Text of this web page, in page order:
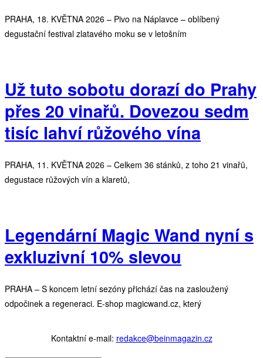
PRAHA, 18. KVĚTNA 2026 – Pivo na Náplavce – oblíbený
degustační festival zlatavého moku se v letošním
Už tuto sobotu dorazí do Prahy
přes 20 vinařů. Dovezou sedm
tisíc lahví růžového vína
PRAHA, 11. KVĚTNA 2026 – Celkem 36 stánků, z toho 21 vinařů,
degustace růžových vín a klaretů,
Legendární Magic Wand nyní s
exkluzivní 10% slevou
PRAHA – S koncem letní sezóny přichází čas na zasloužený
odpočinek a regeneraci. E-shop magicwand.cz, který
Kontaktní e-mail: redakce@beinmagazin.cz